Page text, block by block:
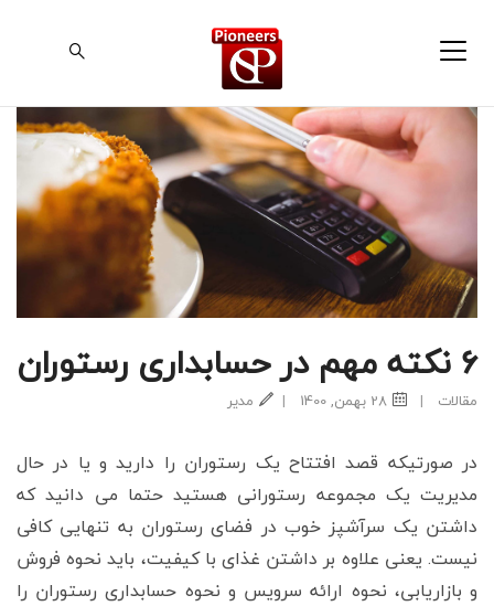
6 نکته مهم در حسابداری رستوران
مقالات | 28 بهمن, 1400 | مدیر
در صورتیکه قصد افتتاح یک رستوران را دارید و یا در حال
مدیریت یک مجموعه رستورانی هستید حتما می دانید که
داشتن یک سرآشپز خوب در فضای رستوران به تنهایی کافی
نیست. یعنی علاوه بر داشتن غذای با کیفیت، باید نحوه فروش
و بازاریابی، نحوه ارائه سرویس و نحوه حسابداری رستوران را